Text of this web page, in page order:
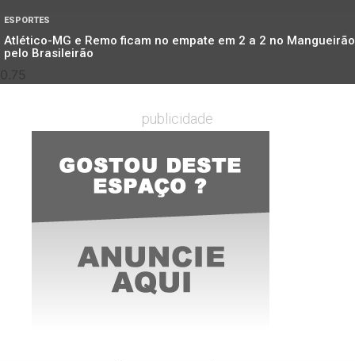
ESPORTES
Atlético-MG e Remo ficam no empate em 2 a 2 no Mangueirão
pelo Brasileirão
publicidade